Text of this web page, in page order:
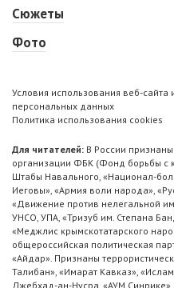
Сюжеты
Фото
Условия использования веб-
персональных данных
Политика использования cookies
Для читателей: В России
организации ФБК (Фонд борьбы с
Штабы Навального, «Национал-
Иеговы», «Армия воли народа»,
«Движение против нелегальной
УНСО, УПА, «Тризуб им. Степана
«Меджлис крымскотатарского
общероссийская политическая
«Айдар». Признаны
Талибан», «Имарат Кавказ»,
Джебхад-ан-Нусра, «АУМ